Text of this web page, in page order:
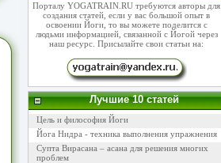
Порталу YOGATRAIN.RU требуются авторы для
создания статей, если у вас большой опыт в
освоении Йоги, то вы можете поделится с
людьми информацией, связанной с Йогой через
наш ресурс. Присылайте свои статьи на:
Лучшие 10 статей
Цель и философия Йоги
Йога Нидра - техника выполнения упражнения
Супта Вирасана – асана для решения многих
проблем